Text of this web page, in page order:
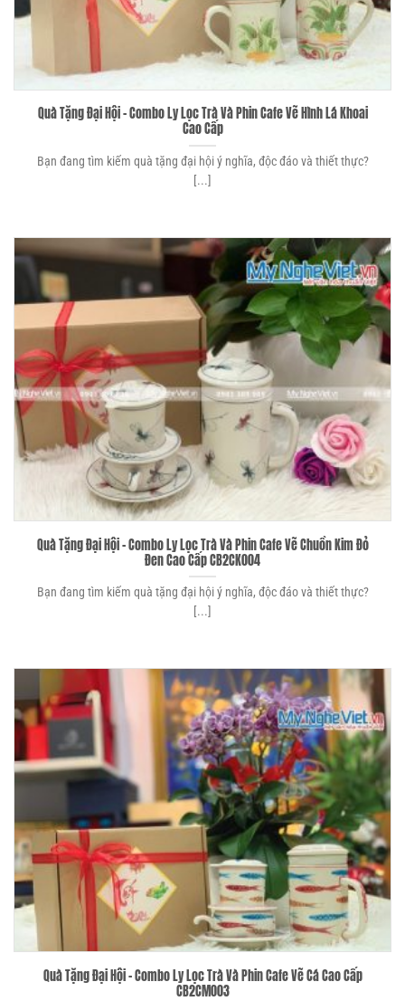
Quà Tặng Đại Hội – Combo Ly Lọc Trà Và Phin Cafe Vẽ Hình Lá Khoai
Cao Cấp
Bạn đang tìm kiếm quà tặng đại hội ý nghĩa, độc đáo và thiết thực?
[...]
Quà Tặng Đại Hội – Combo Ly Lọc Trà Và Phin Cafe Vẽ Chuồn Kim Đỏ
Đen Cao Cấp CB2CK004
Bạn đang tìm kiếm quà tặng đại hội ý nghĩa, độc đáo và thiết thực?
[...]
Quà Tặng Đại Hội – Combo Ly Lọc Trà Và Phin Cafe Vẽ Cá Cao Cấp
CB2CM003